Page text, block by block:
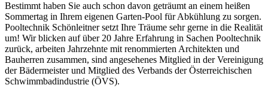
Bestimmt haben Sie auch schon davon geträumt an einem heißen
Sommertag in Ihrem eigenen Garten-Pool für Abkühlung zu sorgen.
Pooltechnik Schönleitner setzt Ihre Träume sehr gerne in die Realität
um! Wir blicken auf über 20 Jahre Erfahrung in Sachen Pooltechnik
zurück, arbeiten Jahrzehnte mit renommierten Architekten und
Bauherren zusammen, sind angesehenes Mitglied in der Vereinigung
der Bädermeister und Mitglied des Verbands der Österreichischen
Schwimmbadindustrie (ÖVS).